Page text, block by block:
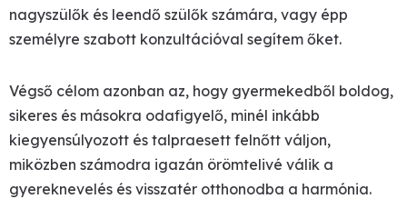
nagyszülők és leendő szülők számára, vagy épp
személyre szabott konzultációval segítem őket.
Végső célom azonban az, hogy gyermekedből boldog,
sikeres és másokra odafigyelő, minél inkább
kiegyensúlyozott és talpraesett felnőtt váljon,
miközben számodra igazán örömtelivé válik a
gyereknevelés és visszatér otthonodba a harmónia.